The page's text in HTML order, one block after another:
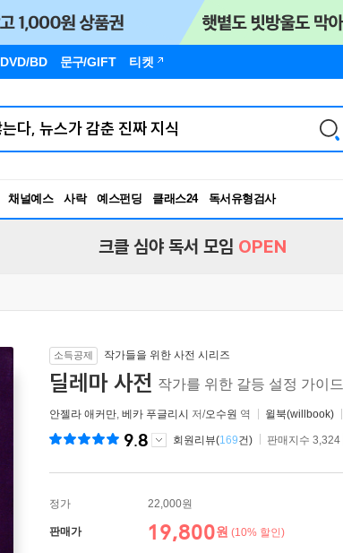
DVD/BD 문구/GIFT 티켓
채널예스 사락 예스펀딩 클래스24
독서유형검사
RBTI Lab
크클 심야 독서 모임 OPEN
소득공제 작가들을 위한 사전 시리즈
딜레마 사전 작가를 위한 갈등 설정 가이드
안젤라 애커만, 베카 푸글리시 저/오수원 역 윌북(willbook)
9.8 회원리뷰(169건) 판매지수 3,324
정가 22,000원
판매가 19,800원 (10% 할인)